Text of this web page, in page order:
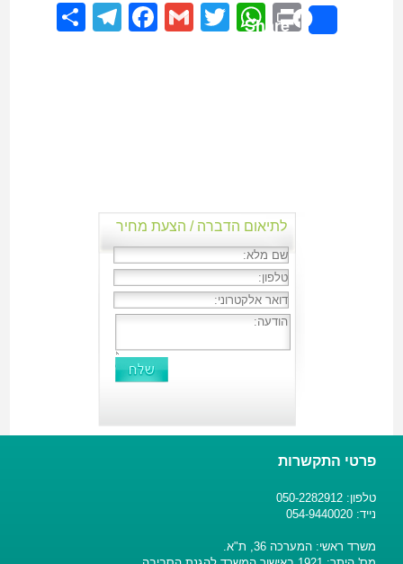
Share
Print
WhatsApp
Twitter
Gmail
Facebook
לתיאום הדברה / הצעת מחיר
פרטי התקשרות
טלפון: 050-2282912
נייד: 054-9440020
משרד ראשי: המערכה 36, ת"א.